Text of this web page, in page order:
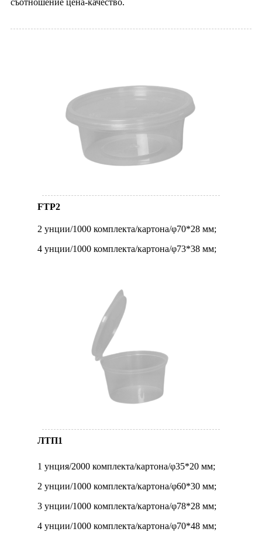
съотношение цена-качество.
FTP2
2 унции/1000 комплекта/картона/φ70*28 мм;
4 унции/1000 комплекта/картона/φ73*38 мм;
ЛТП1
1 унция/2000 комплекта/картона/φ35*20 мм;
2 унции/1000 комплекта/картона/φ60*30 мм;
3 унции/1000 комплекта/картона/φ78*28 мм;
4 унции/1000 комплекта/картона/φ70*48 мм;